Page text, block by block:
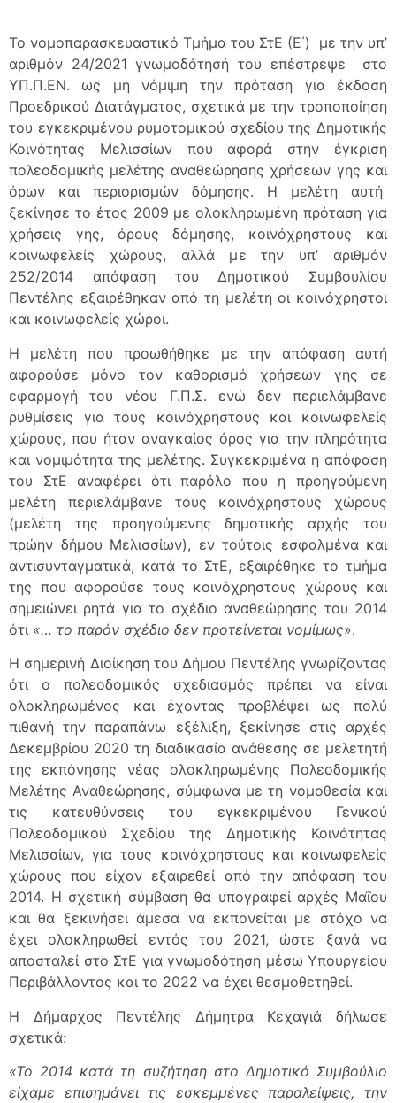
Το νομοπαρασκευαστικό Τμήμα του ΣτΕ (Ε΄) με την υπ’
αριθμόν 24/2021 γνωμοδότησή του επέστρεψε στο
ΥΠ.Π.ΕΝ. ως μη νόμιμη την πρόταση για έκδοση
Προεδρικού Διατάγματος, σχετικά με την τροποποίηση
του εγκεκριμένου ρυμοτομικού σχεδίου της Δημοτικής
Κοινότητας Μελισσίων που αφορά στην έγκριση
πολεοδομικής μελέτης αναθεώρησης χρήσεων γης και
όρων και περιορισμών δόμησης. Η μελέτη αυτή
ξεκίνησε το έτος 2009 με ολοκληρωμένη πρόταση για
χρήσεις γης, όρους δόμησης, κοινόχρηστους και
κοινωφελείς χώρους, αλλά με την υπ’ αριθμόν
252/2014 απόφαση του Δημοτικού Συμβουλίου
Πεντέλης εξαιρέθηκαν από τη μελέτη οι κοινόχρηστοι
και κοινωφελείς χώροι.
Η μελέτη που προωθήθηκε με την απόφαση αυτή
αφορούσε μόνο τον καθορισμό χρήσεων γης σε
εφαρμογή του νέου Γ.Π.Σ. ενώ δεν περιελάμβανε
ρυθμίσεις για τους κοινόχρηστους και κοινωφελείς
χώρους, που ήταν αναγκαίος όρος για την πληρότητα
και νομιμότητα της μελέτης. Συγκεκριμένα η απόφαση
του ΣτΕ αναφέρει ότι παρόλο που η προηγούμενη
μελέτη περιελάμβανε τους κοινόχρηστους χώρους
(μελέτη της προηγούμενης δημοτικής αρχής του
πρώην δήμου Μελισσίων), εν τούτοις εσφαλμένα και
αντισυνταγματικά, κατά το ΣτΕ, εξαιρέθηκε το τμήμα
της που αφορούσε τους κοινόχρηστους χώρους και
σημειώνει ρητά για το σχέδιο αναθεώρησης του 2014
ότι «… το παρόν σχέδιο δεν προτείνεται νομίμως».
Η σημερινή Διοίκηση του Δήμου Πεντέλης γνωρίζοντας
ότι ο πολεοδομικός σχεδιασμός πρέπει να είναι
ολοκληρωμένος και έχοντας προβλέψει ως πολύ
πιθανή την παραπάνω εξέλιξη, ξεκίνησε στις αρχές
Δεκεμβρίου 2020 τη διαδικασία ανάθεσης σε μελετητή
της εκπόνησης νέας ολοκληρωμένης Πολεοδομικής
Μελέτης Αναθεώρησης, σύμφωνα με τη νομοθεσία και
τις κατευθύνσεις του εγκεκριμένου Γενικού
Πολεοδομικού Σχεδίου της Δημοτικής Κοινότητας
Μελισσίων, για τους κοινόχρηστους και κοινωφελείς
χώρους που είχαν εξαιρεθεί από την απόφαση του
2014. Η σχετική σύμβαση θα υπογραφεί αρχές Μαΐου
και θα ξεκινήσει άμεσα να εκπονείται με στόχο να
έχει ολοκληρωθεί εντός του 2021, ώστε ξανά να
αποσταλεί στο ΣτΕ για γνωμοδότηση μέσω Υπουργείου
Περιβάλλοντος και το 2022 να έχει θεσμοθετηθεί.
Η Δήμαρχος Πεντέλης Δήμητρα Κεχαγιά δήλωσε
σχετικά:
«Το 2014 κατά τη συζήτηση στο Δημοτικό Συμβούλιο
είχαμε επισημάνει τις εσκεμμένες παραλείψεις, την